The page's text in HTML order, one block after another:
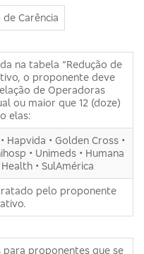
Carência
na tabela “Redução de
o proponente deve
de Operadoras
ou maior que 12 (doze)
elas:
Hapvida • Golden Cross •
• Unimeds • Humana
• SulAmérica
pelo proponente
para proponentes que se